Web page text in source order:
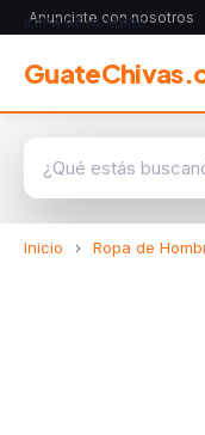
Anunciate con nosotros
Inicio › Ropa de
ROPA DE HOMBRE